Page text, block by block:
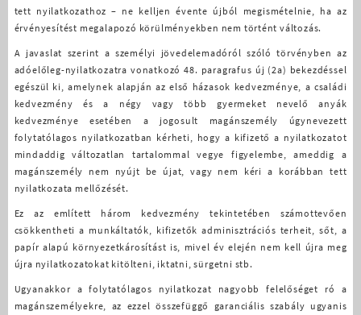
tett nyilatkozathoz – ne kelljen évente újból megismételnie, ha az
érvényesítést megalapozó körülményekben nem történt változás.
A javaslat szerint a személyi jövedelemadóról szóló törvényben az
adóelőleg-nyilatkozatra vonatkozó 48. paragrafus új (2a) bekezdéssel
egészül ki, amelynek alapján az első házasok kedvezménye, a családi
kedvezmény és a négy vagy több gyermeket nevelő anyák
kedvezménye esetében a jogosult magánszemély úgynevezett
folytatólagos nyilatkozatban kérheti, hogy a kifizető a nyilatkozatot
mindaddig változatlan tartalommal vegye figyelembe, ameddig a
magánszemély nem nyújt be újat, vagy nem kéri a korábban tett
nyilatkozata mellőzését.
Ez az említett három kedvezmény tekintetében számottevően
csökkentheti a munkáltatók, kifizetők adminisztrációs terheit, sőt, a
papír alapú környezetkárosítást is, mivel év elején nem kell újra meg
újra nyilatkozatokat kitölteni, iktatni, sürgetni stb.
Ugyanakkor a folytatólagos nyilatkozat nagyobb felelőséget ró a
magánszemélyekre, az ezzel összefüggő garanciális szabály ugyanis